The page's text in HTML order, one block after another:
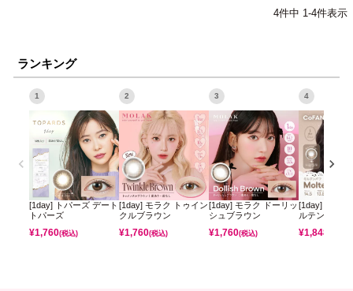
4件中 1 -4件表示
ランキング
1
[1day] トパーズ デート
トパーズ
¥1,760(税込)
2
[1day] モラク トゥイン
クルブラウン
¥1,760(税込)
3
[1day] モラク ドーリッ
シュブラウン
¥1,760(税込)
4
[1day] コファ
ルテンパフ
¥1,848